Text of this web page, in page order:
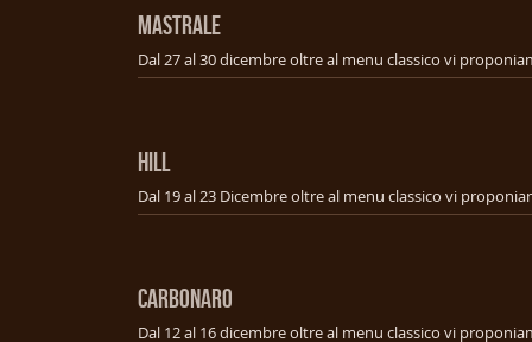
MASTRALE
HILL
CARBONARO